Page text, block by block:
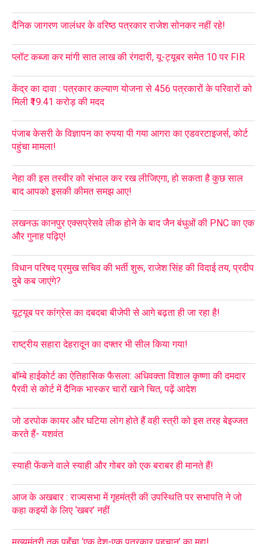
दैनिक जागरण जालंधर के वरिष्ठ पत्रकार राजेश सोनकर नहीं रहे!
प्लॉट कब्जा कर मांगी सात लाख की रंगदारी, यू-ट्यूबर समेत 10 पर FIR
केंद्र का दावा : पत्रकार कल्याण योजना से 456 पत्रकारों के परिवारों को
मिली ₹19.41 करोड़ की मदद
पंजाब केसरी के विज्ञापन का रुपया पी गया आगरा का एडवरटाइजर्स, कोर्ट
पहुंचा मामला!
नेहा की इस तस्वीर को संभाल कर रख लीजिएगा, हो सकता है कुछ साल
बाद आपको इसकी कीमत समझ आए!
लखनऊ कानपुर एक्सप्रेसवे लीक होने के बाद जैन बंधुओं की PNC का एक
और गुनाह पढ़िए!
विधान परिषद प्रमुख सचिव की भर्ती शुरू, राजेश सिंह की विदाई तय, प्रदीप
दुबे कब जाएंगे?
यूट्यूब पर कांग्रेस का दबदबा बीजेपी से आगे बढ़ता ही जा रहा है!
राष्ट्रीय सहारा देहरादून का दफ्तर भी सील किया गया!
बॉम्बे हाईकोर्ट का ऐतिहासिक फैसला: अधिवक्ता विशाल कृष्णा की दमदार
पैरवी से कोर्ट में दैनिक भास्कर चारों खाने चित, पढ़ें आदेश
जो डरपोक कायर और घटिया लोग होते हैं वही स्त्री को इस तरह बेइज्जत
करते हैं- यशवंत
स्याही फेंकने वाले स्याही और गोबर को एक बराबर ही मानते हैं!
आज के अखबार : राज्यसभा में गृहमंत्री की उपस्थिति पर सभापति ने जो
कहा कइयों के लिए ‘खबर’ नहीं